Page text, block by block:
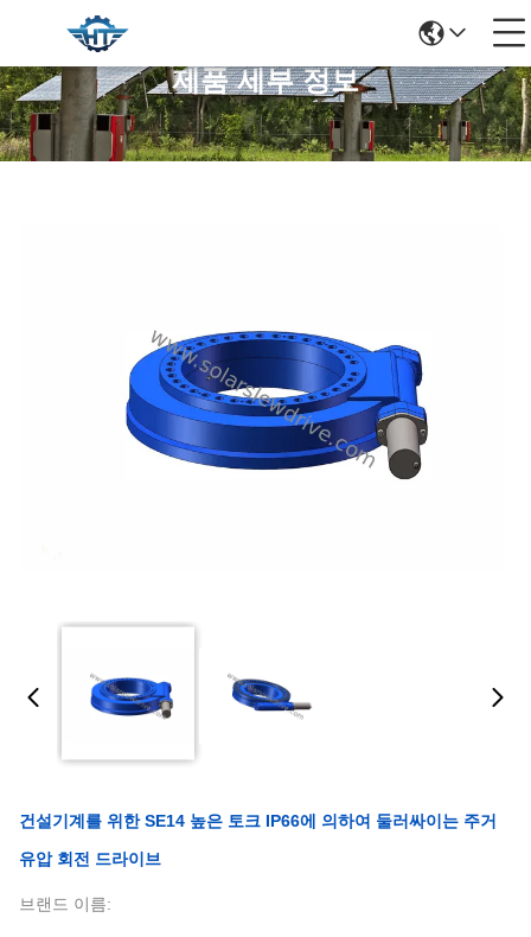
제품 세부 정보
건설기계를 위한 SE14 높은 토크 IP66에 의하여 둘러싸이는 주거
유압 회전 드라이브
브랜드 이름: